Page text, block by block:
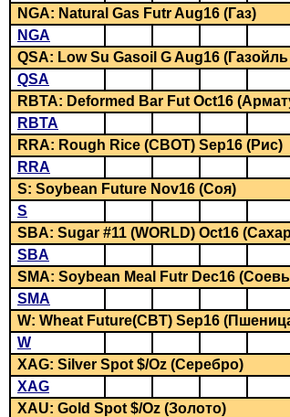
NGA: Natural Gas Futr Aug16 (Газ)
NGA
QSA: Low Su Gasoil G Aug16
QSA
RBTA: Deformed Bar Fut Oct16
RBTA
RRA: Rough Rice (CBOT) Sep16 (Рис)
RRA
S: Soybean Future Nov16 (Соя)
S
SBA: Sugar #11 (WORLD) Oct16
SBA
SMA: Soybean Meal Futr Dec16
SMA
W: Wheat Future(CBT) Sep16
W
XAG: Silver Spot $/Oz (Серебро)
XAG
XAU: Gold Spot $/Oz (Золото)